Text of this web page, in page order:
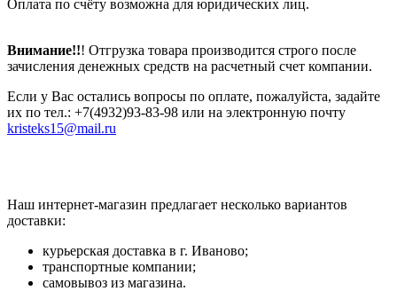
Оплата по счёту возможна для юридических лиц.
Внимание!!! Отгрузка товара производится строго после
зачисления денежных средств на расчетный счет компании.
Если у Вас остались вопросы по оплате, пожалуйста, задайте
их по тел.: +7(4932)93-83-98 или на электронную почту
kristeks15@mail.ru
Наш интернет-магазин предлагает несколько вариантов
доставки:
курьерская доставка в г. Иваново;
транспортные компании;
самовывоз из магазина.